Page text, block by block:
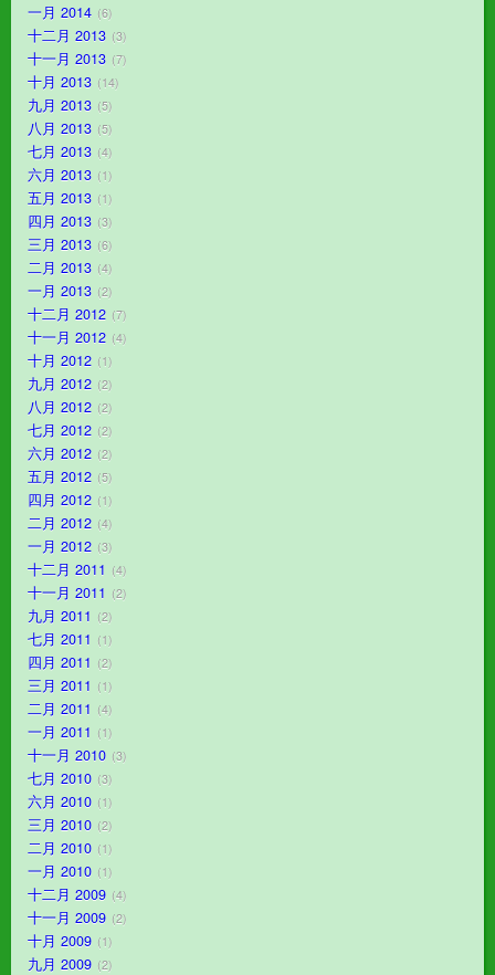
一月 2014 6
十二月 2013 3
十一月 2013 7
十月 2013 14
九月 2013 5
八月 2013 5
七月 2013 4
六月 2013 1
五月 2013 1
四月 2013 3
三月 2013 6
二月 2013 4
一月 2013 2
十二月 2012 7
十一月 2012 4
十月 2012 1
九月 2012 2
八月 2012 2
七月 2012 2
六月 2012 2
五月 2012 5
四月 2012 1
二月 2012 4
一月 2012 3
十二月 2011 4
十一月 2011 2
九月 2011 2
七月 2011 1
四月 2011 2
三月 2011 1
二月 2011 4
一月 2011 1
十一月 2010 3
七月 2010 3
六月 2010 1
三月 2010 2
二月 2010 1
一月 2010 1
十二月 2009 4
十一月 2009 2
十月 2009 1
九月 2009 2